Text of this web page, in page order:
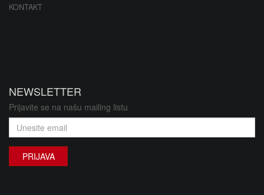
KONTAKT
NEWSLETTER
Prijavite se na našu mailing listu
PRIJAVA